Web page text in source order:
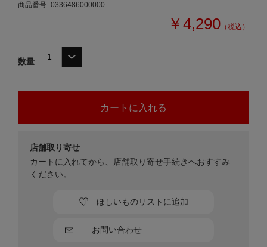
商品番号 0336486000000
￥4,290 （税込）
数量
お問い合わせ
ほしいものリストに追加
店舗取り寄せ
カートに入れてから、店舗取り寄せ手続きへおすすみ
ください。